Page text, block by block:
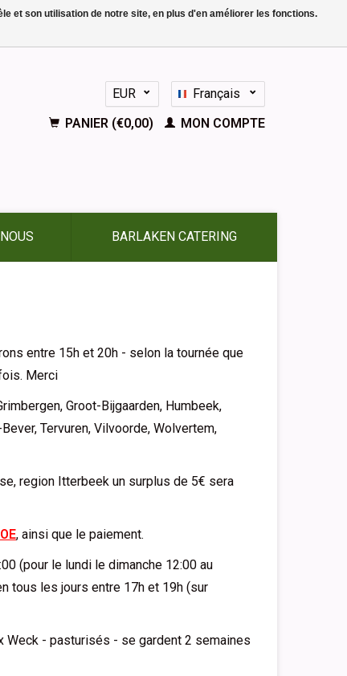
EUR
GBP
Français
Nederlands
Deutsch
PANIER (€0,00) MON COMPTE
BARLAKEN CATERING
entre 15h et 20h - selon la tournée que
Merci
Groot-Bijgaarden, Humbeek,
Tervuren, Vilvoorde, Wolvertem,
region Itterbeek un surplus de 5€ sera
, ainsi que le paiement.
(pour le lundi le dimanche 12:00 au
tous les jours entre 17h et 19h (sur
Weck - pasturisés - se gardent 2 semaines
et son utilisation de notre site, en plus d'en améliorer les fonctions.